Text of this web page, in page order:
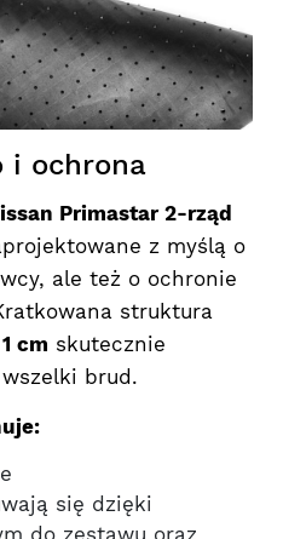
i ochrona
Primastar 2-rząd
z myślą o
ale też o ochronie
struktura
cm skutecznie
brud.
się dzięki